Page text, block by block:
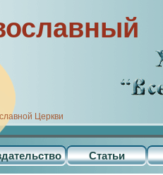
Церкви
Статьи